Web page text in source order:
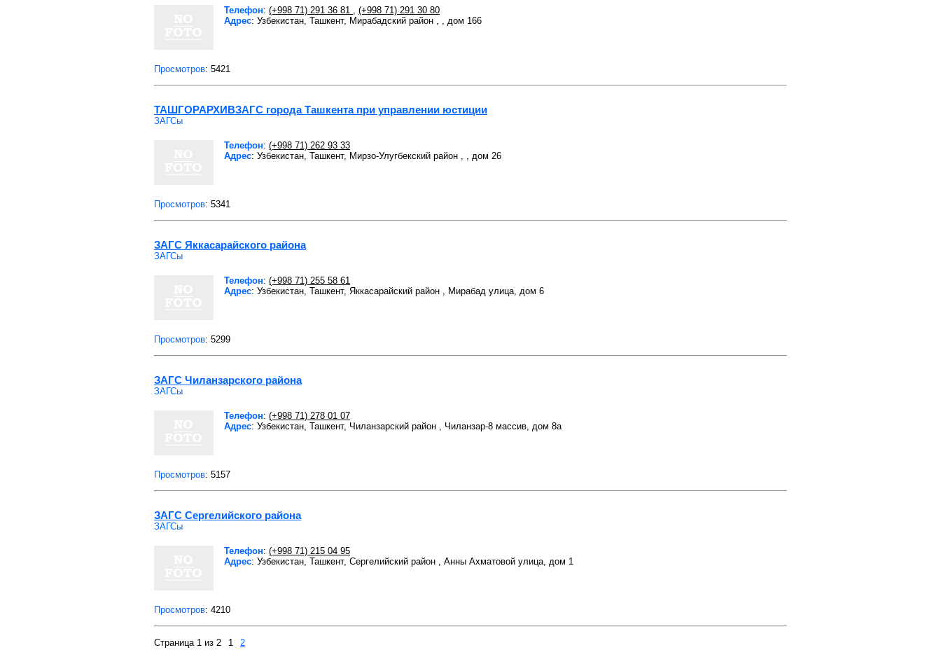
Телефон: (+998 71) 291 36 81 , (+998 71) 291 30 80
Адрес: Узбекистан, Ташкент, Мирабадский район , , дом 166
Просмотров: 5421
ТАШГОРАРХИВЗАГС города Ташкента при управлении юстиции
ЗАГСы
Телефон: (+998 71) 262 93 33
Адрес: Узбекистан, Ташкент, Мирзо-Улугбекский район , , дом 26
Просмотров: 5341
ЗАГС Яккасарайского района
ЗАГСы
Телефон: (+998 71) 255 58 61
Адрес: Узбекистан, Ташкент, Яккасарайский район , Мирабад улица, дом 6
Просмотров: 5299
ЗАГС Чиланзарского района
ЗАГСы
Телефон: (+998 71) 278 01 07
Адрес: Узбекистан, Ташкент, Чиланзарский район , Чиланзар-8 массив, дом 8а
Просмотров: 5157
ЗАГС Сергелийского района
ЗАГСы
Телефон: (+998 71) 215 04 95
Адрес: Узбекистан, Ташкент, Сергелийский район , Анны Ахматовой улица, дом 1
Просмотров: 4210
Страница 1 из 2 1 2